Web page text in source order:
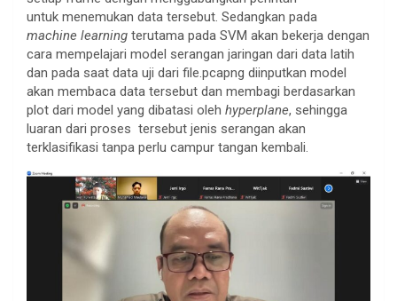
untuk menemukan data tersebut. Sedangkan pada
machine learning terutama pada SVM akan bekerja dengan
cara mempelajari model serangan jaringan dari data latih
dan pada saat data uji dari file.pcapng diinputkan model
akan membaca data tersebut dan membagi berdasarkan
plot dari model yang dibatasi oleh hyperplane, sehingga
luaran dari proses tersebut jenis serangan akan
terklasifikasi tanpa perlu campur tangan kembali.